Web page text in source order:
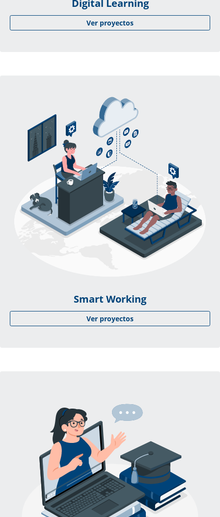
Digital Learning
Ver proyectos
Smart Working
Ver proyectos